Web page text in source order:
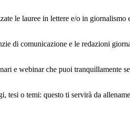
le lauree in lettere e/o in
di comunicazione e le redazioni
e webinar che puoi tranquillamente
o temi: questo ti servirà da